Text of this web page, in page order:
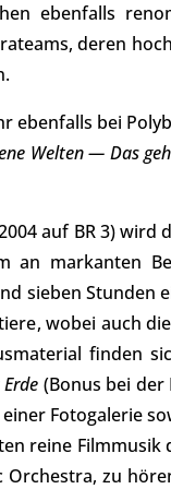
ebenfalls
deren
ebenfalls bei
Welten — Das
auf BR 3) wird
an markanten
sieben Stunden
wobei auch
finden
(Bonus bei der
Fotogalerie
reine Filmmusik
zu